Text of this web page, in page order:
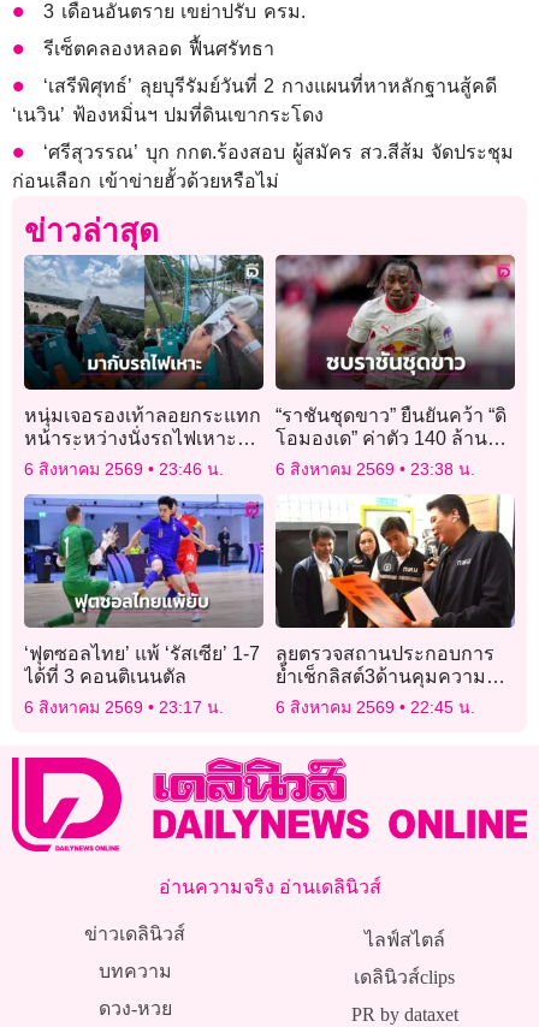
3 เดือนอันตราย เขย่าปรับ ครม.
รีเซ็ตคลองหลอด ฟื้นศรัทธา
‘เสรีพิศุทธ์’ ลุยบุรีรัมย์วันที่ 2 กางแผนที่หาหลักฐานสู้คดี
‘เนวิน’ ฟ้องหมิ่นฯ ปมที่ดินเขากระโดง
‘ศรีสุวรรณ’ บุก กกต.ร้องสอบ ผู้สมัคร สว.สีส้ม จัดประชุม
ก่อนเลือก เข้าข่ายฮั้วด้วยหรือไม่
ข่าวล่าสุด
หนุ่มเจอรองเท้าลอยกระแทก
หน้าระหว่างนั่งรถไฟเหาะ
แล่นเร็ว 110 กม./ชม.
6 สิงหาคม 2569 23:46 น.
“ราชันชุดขาว” ยืนยันคว้า “ดิ
โอมองเด” ค่าตัว 140 ล้าน
ยูโร
6 สิงหาคม 2569 23:38 น.
‘ฟุตซอลไทย’ แพ้ ‘รัสเซีย’ 1-7
ได้ที่ 3 คอนติเนนตัล
6 สิงหาคม 2569 23:17 น.
ลุยตรวจสถานประกอบการ
ย้ำเช็กลิสต์3ด้านคุมความ
ปลอดภัย
6 สิงหาคม 2569 22:45 น.
อ่านความจริง อ่านเดลินิวส์
ข่าวเดลินิวส์
บทความ
ดวง-หวย
ไลฟ์สไตล์
เดลินิวส์clips
PR by dataxet